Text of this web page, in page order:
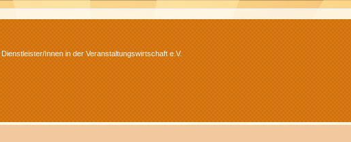
Innen in der Veranstaltungswirtschaft e.V.